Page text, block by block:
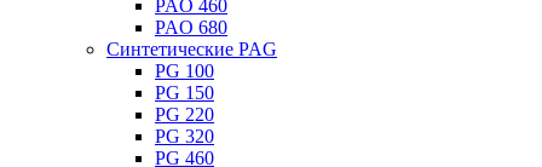
PAO 460
PAO 680
Синтетические PAG
PG 100
PG 150
PG 220
PG 320
PG 460